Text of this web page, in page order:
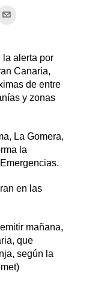
la alerta por
Canaria,
de entre
y zonas
La Gomera,
la
en las
mañana,
que
según la